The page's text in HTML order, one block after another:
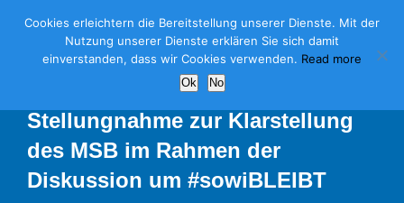
content
Stellungnahme zur Klarstellung
des MSB im Rahmen der
Diskussion um #sowiBLEIBT
Cookies erleichtern die Bereitstellung unserer Dienste. Mit der
Nutzung unserer Dienste erklären Sie sich damit
einverstanden, dass wir Cookies verwenden. Read more
Ok No